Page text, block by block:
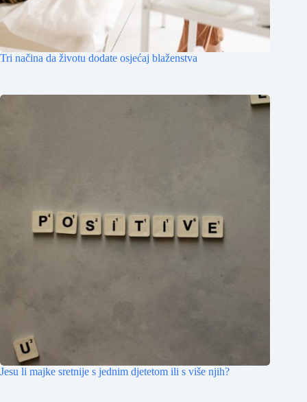
Tri načina da životu dodate osjećaj blaženstva
Jesu li majke sretnije s jednim djetetom ili s više njih?